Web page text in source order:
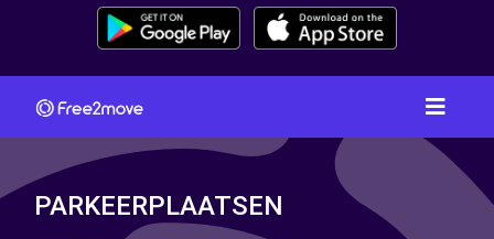
PARKEERPLAATSEN